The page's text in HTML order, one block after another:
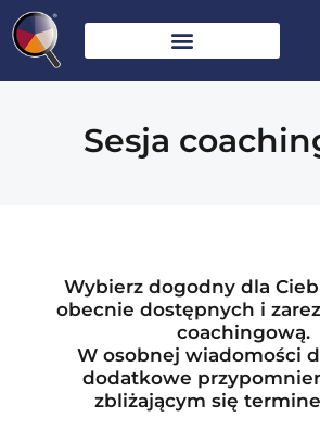
Sesja
Wybierz dogodny dla
obecnie dostępnych i
coachingową.
W osobnej wiadomości
dodatkowe
zbliżającym się